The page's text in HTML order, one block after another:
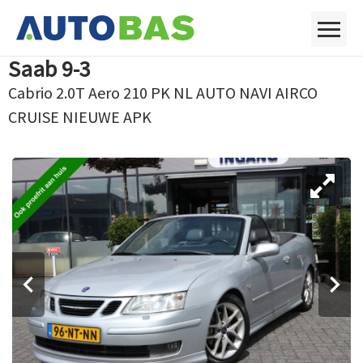
Saab 9-3
Cabrio 2.0T Aero 210 PK NL AUTO NAVI AIRCO
CRUISE NIEUWE APK